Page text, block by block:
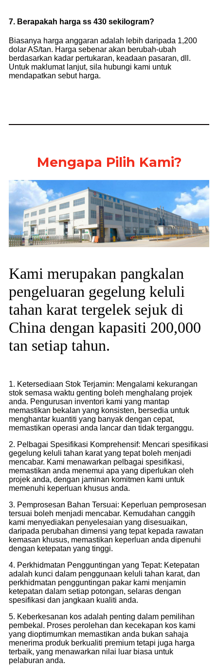
7. Berapakah harga ss 430 sekilogram?
Biasanya harga anggaran adalah lebih daripada 1,200
dolar AS/tan. Harga sebenar akan berubah-ubah
berdasarkan kadar pertukaran, keadaan pasaran, dll.
Untuk maklumat lanjut, sila hubungi kami untuk
mendapatkan sebut harga.
Mengapa Pilih Kami?
Kami merupakan pangkalan
pengeluaran gegelung keluli
tahan karat tergelek sejuk di
China dengan kapasiti 200,000
tan setiap tahun.
1. Ketersediaan Stok Terjamin: Mengalami kekurangan
stok semasa waktu genting boleh menghalang projek
anda. Pengurusan inventori kami yang mantap
memastikan bekalan yang konsisten, bersedia untuk
menghantar kuantiti yang banyak dengan cepat,
memastikan operasi anda lancar dan tidak terganggu.
2. Pelbagai Spesifikasi Komprehensif: Mencari spesifikasi
gegelung keluli tahan karat yang tepat boleh menjadi
mencabar. Kami menawarkan pelbagai spesifikasi,
memastikan anda menemui apa yang diperlukan oleh
projek anda, dengan jaminan komitmen kami untuk
memenuhi keperluan khusus anda.
3. Pemprosesan Bahan Tersuai: Keperluan pemprosesan
tersuai boleh menjadi mencabar. Kemudahan canggih
kami menyediakan penyelesaian yang disesuaikan,
daripada perubahan dimensi yang tepat kepada rawatan
kemasan khusus, memastikan keperluan anda dipenuhi
dengan ketepatan yang tinggi.
4. Perkhidmatan Pengguntingan yang Tepat: Ketepatan
adalah kunci dalam penggunaan keluli tahan karat, dan
perkhidmatan pengguntingan pakar kami menjamin
ketepatan dalam setiap potongan, selaras dengan
spesifikasi dan jangkaan kualiti anda.
5. Keberkesanan kos adalah penting dalam pemilihan
pembekal. Proses perolehan dan kecekapan kos kami
yang dioptimumkan memastikan anda bukan sahaja
menerima produk berkualiti premium tetapi juga harga
terbaik, yang menawarkan nilai luar biasa untuk
pelaburan anda.